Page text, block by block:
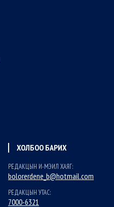
ХОЛБОО БАРИХ
РЕДАКЦЫН И-МЭИЛ ХАЯГ:
bolorerdene_b@hotmail.com
РЕДАКЦЫН УТАС:
7000-6321